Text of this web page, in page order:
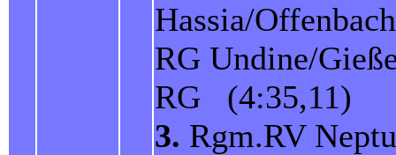
Hassia/
RG Undine/
RG (4:35,11)
3. Rgm.RV